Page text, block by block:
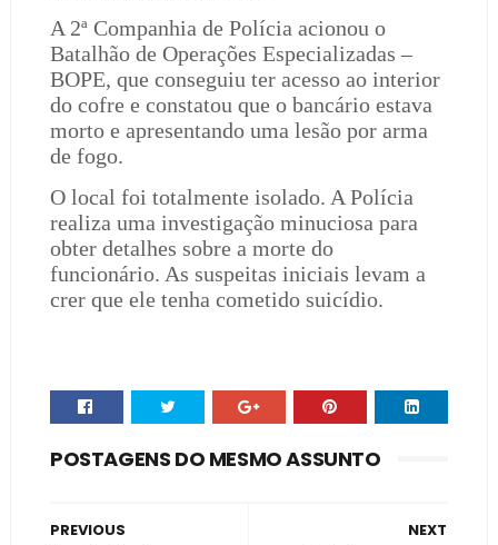
A 2ª Companhia de Polícia acionou o
Batalhão de Operações Especializadas –
BOPE, que conseguiu ter acesso ao interior
do cofre e constatou que o bancário estava
morto e apresentando uma lesão por arma
de fogo.
O local foi totalmente isolado. A Polícia
realiza uma investigação minuciosa para
obter detalhes sobre a morte do
funcionário. As suspeitas iniciais levam a
crer que ele tenha cometido suicídio.
POSTAGENS DO MESMO ASSUNTO
NEXT
PREVIOUS